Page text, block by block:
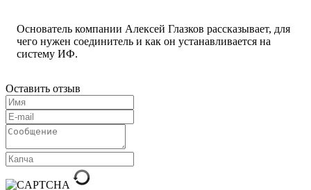
Основатель компании Алексей Глазков рассказывает, для
чего нужен соединитель и как он устанавливается на
систему ИФ.
Оставить отзыв